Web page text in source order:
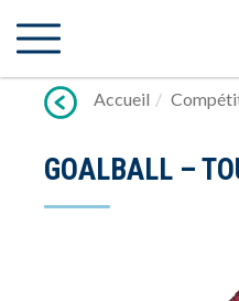
vers
Accueil
GOALBALL –